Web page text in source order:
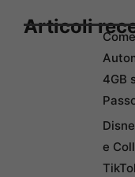
Articoli
4GB
e